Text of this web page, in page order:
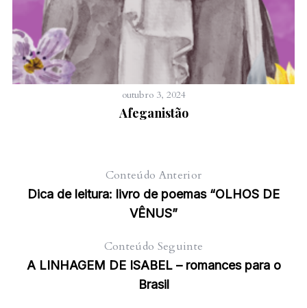
outubro 3, 2024
Afeganistão
Conteúdo Anterior
Dica de leitura: livro de poemas “OLHOS DE
VÊNUS”
Conteúdo Seguinte
A LINHAGEM DE ISABEL – romances para o
Brasil